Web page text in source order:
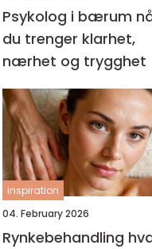
Psykolog i bærum når
du trenger klarhet,
nærhet og trygghet
inspiration
04. February 2026
Rynkebehandling hva